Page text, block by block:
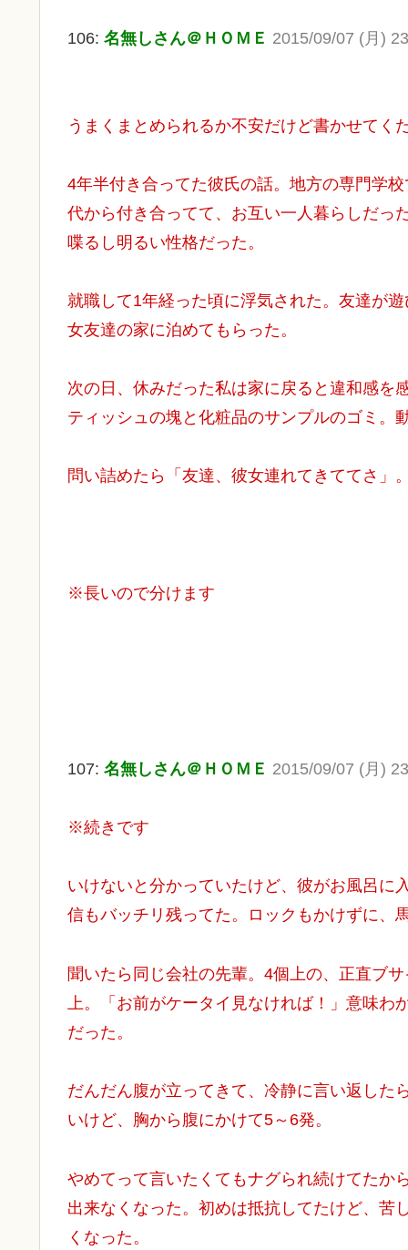
106: 名無しさん＠ＨＯＭＥ 2015/09/07 (月)
うまくまとめられるか不安だけど書かせてく
4年半付き合ってた彼氏の話。地方の専門学
代から付き合ってて、お互い一人暮らしだっ
喋るし明るい性格だった。
就職して1年経った頃に浮気された。友達が
女友達の家に泊めてもらった。
次の日、休みだった私は家に戻ると違和感を
ティッシュの塊と化粧品のサンプルのゴミ。
問い詰めたら「友達、彼女連れてきててさ」
※長いので分けます
107: 名無しさん＠ＨＯＭＥ 2015/09/07 (月)
※続きです
いけないと分かっていたけど、彼がお風呂に
信もバッチリ残ってた。ロックもかけずに、
聞いたら同じ会社の先輩。4個上の、正直ブ
上。「お前がケータイ見なければ！」意味
だった。
だんだん腹が立ってきて、冷静に言い返した
いけど、胸から腹にかけて5～6発。
やめてって言いたくてもナグられ続けてたか
出来なくなった。初めは抵抗してたけど、苦
くなった。